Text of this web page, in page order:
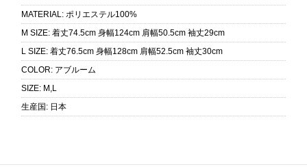
MATERIAL: ポリエステル100%
M SIZE: 着丈74.5cm 身幅124cm 肩幅50.5cm 袖丈29cm
L SIZE: 着丈76.5cm 身幅128cm 肩幅52.5cm 袖丈30cm
COLOR: アブルーム
SIZE: M,L
生産国 : 日本